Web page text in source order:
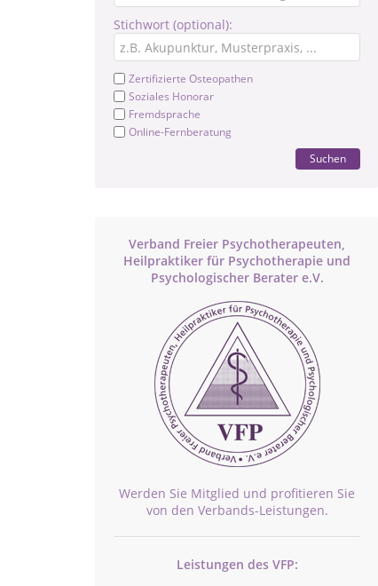
Stichwort (optional):
Zertifizierte Osteopathen
Soziales Honorar
Fremdsprache
Online-Fernberatung
Suchen
Verband Freier Psychotherapeuten,
Heilpraktiker für Psychotherapie und
Psychologischer Berater e.V.
Werden Sie Mitglied und profitieren Sie
von den Verbands-Leistungen.
Leistungen des VFP: